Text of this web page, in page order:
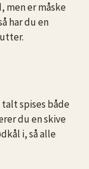
men er måske
har du en
spises både
du en skive
i, så alle